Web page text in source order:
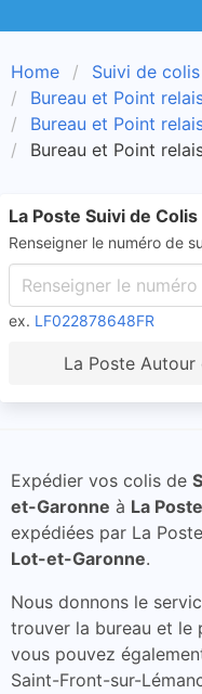
Home Suivi de
Bureau et Point
Bureau et Point
Bureau et Point
La Poste Suivi de
Renseigner le numéro de
ex. LF022878648FR
La Poste
Expédier vos colis de
et-Garonne à La Poste
expédiées par La
Lot-et-Garonne.
Nous donnons le
trouver la bureau et le
vous pouvez
Saint-Front-sur-